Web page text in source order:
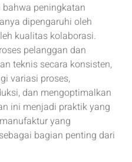
peningkatan
dipengaruhi oleh
kualitas kolaborasi.
pelanggan dan
teknis secara konsisten,
variasi proses,
dan mengoptimalkan
ini menjadi praktik yang
yang
bagian penting dari